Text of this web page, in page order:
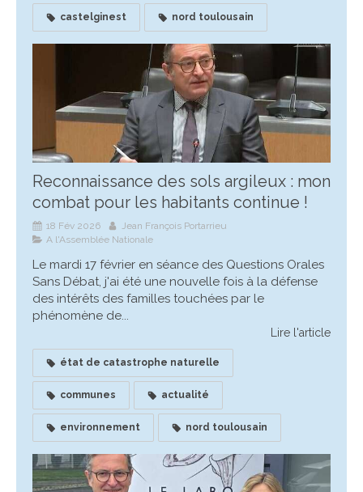
castelginest nord toulousain
Reconnaissance des sols argileux : mon
combat pour les habitants continue !
18 Fév 2026
Jean François Portarrieu
A l'Assemblée Nationale
Le mardi 17 février en séance des Questions Orales
Sans Débat, j'ai été une nouvelle fois à la défense
des intérêts des familles touchées par le
phénomène de...
Lire l'article
état de catastrophe naturelle
communes actualité
environnement nord toulousain